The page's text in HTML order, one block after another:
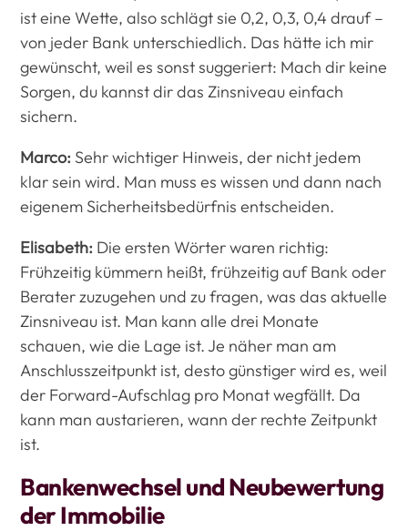
ist eine Wette, also schlägt sie 0,2, 0,3, 0,4 drauf –
von jeder Bank unterschiedlich. Das hätte ich mir
gewünscht, weil es sonst suggeriert: Mach dir keine
Sorgen, du kannst dir das Zinsniveau einfach
sichern.
Marco: Sehr wichtiger Hinweis, der nicht jedem
klar sein wird. Man muss es wissen und dann nach
eigenem Sicherheitsbedürfnis entscheiden.
Elisabeth: Die ersten Wörter waren richtig:
Frühzeitig kümmern heißt, frühzeitig auf Bank oder
Berater zuzugehen und zu fragen, was das aktuelle
Zinsniveau ist. Man kann alle drei Monate
schauen, wie die Lage ist. Je näher man am
Anschlusszeitpunkt ist, desto günstiger wird es, weil
der Forward-Aufschlag pro Monat wegfällt. Da
kann man austarieren, wann der rechte Zeitpunkt
ist.
Bankenwechsel und Neubewertung
der Immobilie